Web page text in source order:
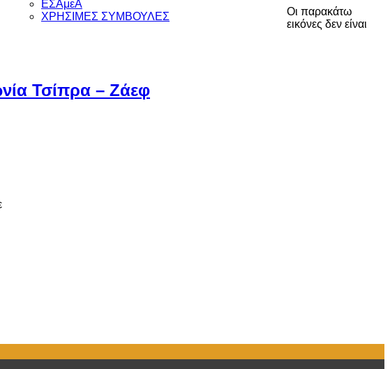
ΕΣΑμεΑ
ΧΡΗΣΙΜΕΣ ΣΥΜΒΟΥΛΕΣ
Οι παρακάτω
εικόνες δεν είναι
Τσίπρα – Ζάεφ